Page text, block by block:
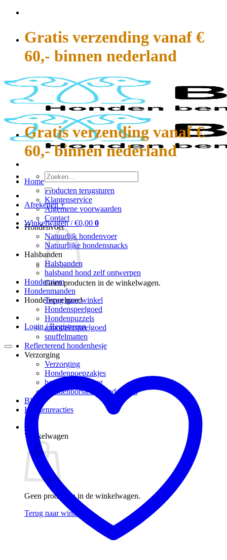
Gratis verzending vanaf €
60,- binnen nederland
Home
Producten terugsturen
Klantenservice
Algemene voorwaarden
Contact
Hondenvoer
Natuurlijk hondenvoer
Natuurlijke hondensnacks
Halsbanden
Halsbanden
halsband hond zelf ontwerpen
Hondenriem
Hondenmanden
Hondenspeelgoed
Hondenspeelgoed
Hondenpuzzels
apporteerspeelgoed
snuffelmatten
Reflecterend hondenhesje
Verzorging
Verzorging
Hondenpoepzakjes
hondenverzorging
Hondenborstel – hondenkam
Blog
Klantenreacties
0
Winkelwagen
Geen producten in de winkelwagen.
Terug naar winkel
Gratis verzending vanaf €
60,- binnen nederland
Zoeken
naar:
Afrekenen +
Winkelwagen /€0,00 0
Geen producten in de winkelwagen.
Terug naar winkel
Login / Registreren